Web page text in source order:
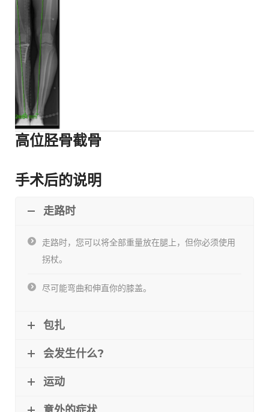
高位胫骨截骨
手术后的说明
走路时
走路时，您可以将全部重量放在腿上，但你必须使用
拐杖。
尽可能弯曲和伸直你的膝盖。
包扎
会发生什么?
运动